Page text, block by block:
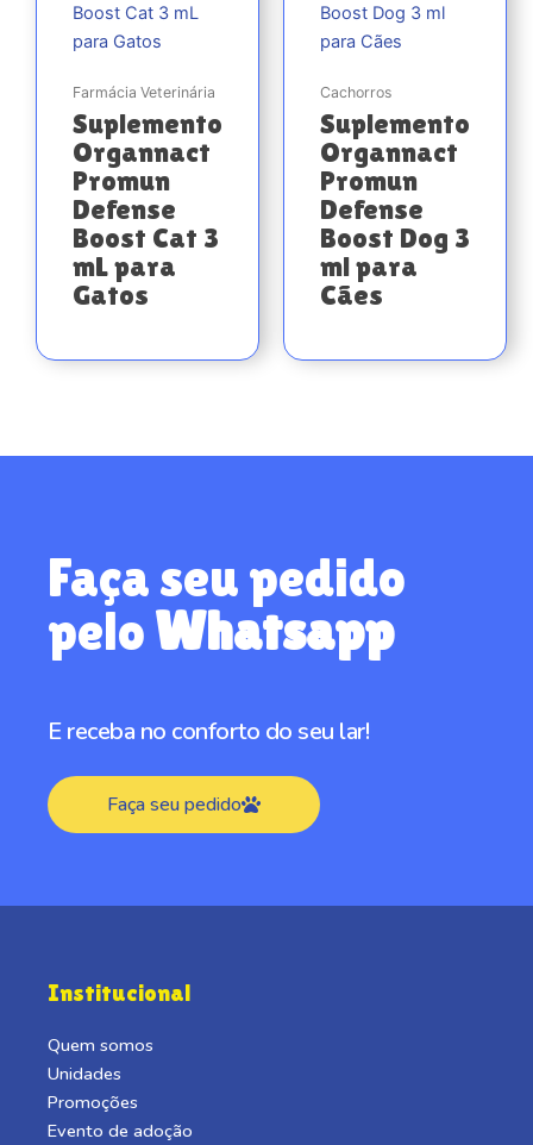
Farmácia Veterinária
Suplemento
Organnact
Promun
Defense
Boost Cat 3
mL para
Gatos
Cachorros
Suplemento
Organnact
Promun
Defense
Boost Dog 3
ml para
Cães
Faça seu pedido
peloWhatsapp
E receba no conforto do seu lar!
Faça seu pedido
Institucional
Quem somos
Unidades
Promoções
Evento de adoção